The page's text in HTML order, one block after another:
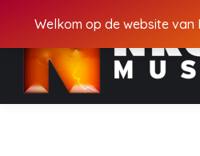
Welkom op de website van